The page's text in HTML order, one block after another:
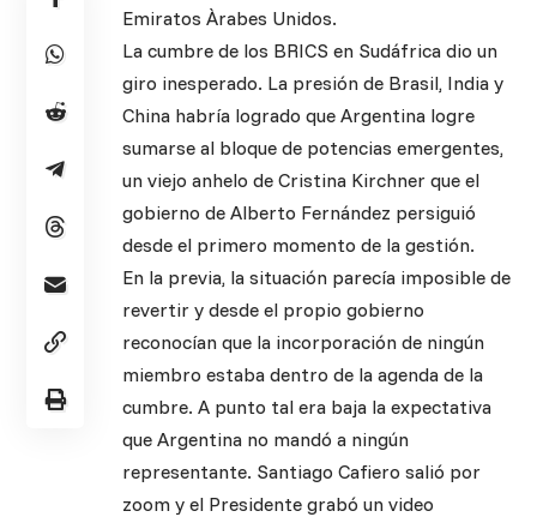
Emiratos Àrabes Unidos.
La cumbre de los BRICS en Sudáfrica dio un
giro inesperado. La presión de Brasil, India y
China habría logrado que Argentina logre
sumarse al bloque de potencias emergentes,
un viejo anhelo de Cristina Kirchner que el
gobierno de Alberto Fernández persiguió
desde el primero momento de la gestión.
En la previa, la situación parecía imposible de
revertir y desde el propio gobierno
reconocían que la incorporación de ningún
miembro estaba dentro de la agenda de la
cumbre. A punto tal era baja la expectativa
que Argentina no mandó a ningún
representante. Santiago Cafiero salió por
zoom y el Presidente grabó un video